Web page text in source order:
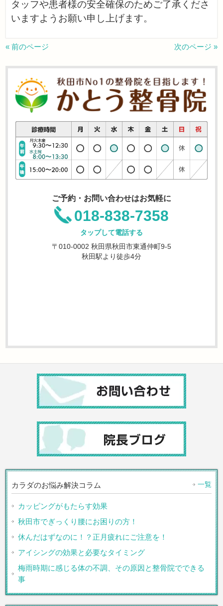
タッフや患者様の安全確保のためご了承くださ
いますようお願い申し上げます。
« 前のページ 次のページ »
ご予約・お問い合わせはお気軽に
018-838-7358
タップして電話する
〒010-0002 秋田県秋田市東通仲町9-5
秋田駅より徒歩4分
カラダのお悩み解決コラム 一覧
カッピングがもたらす効果
秋田市でぎっくり腰にお困りの方！
休んだはずなのに！？正月疲れにご注意を！
アイシングの効果と必要なタイミング
梅雨時期に感じる体の不調、その原因と整骨院でできる
事